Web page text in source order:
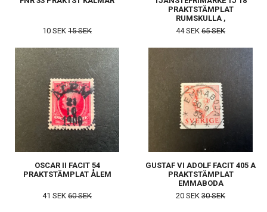
10 SEK 15 SEK
PRAKTSTÄMPLAT
RUMSKULLA ,
SNEDCENTRERAT
44 SEK 65 SEK
OSCAR II FACIT 54
PRAKTSTÄMPLAT ÅLEM
41 SEK 60 SEK
GUSTAF VI ADOLF FACIT 405 A
PRAKTSTÄMPLAT
EMMABODA
20 SEK 30 SEK